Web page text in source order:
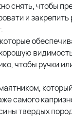
снять, чтобы
и
чтобы ручки
самого
твердых